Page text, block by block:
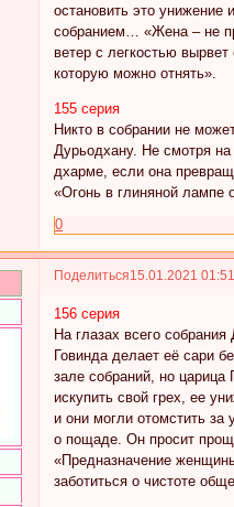
остановить это
собранием… «Жена – не
ветер с легкостью
которую можно отнять».
155 серия
Никто в собрании не
Дурьодхану. Не смотря
дхарме, если она
«Огонь в глиняной лампе
0
Поделиться15.01.2021
156 серия
На глазах всего
Говинда делает её сари
зале собраний, но царица
искупить свой грех, ее
и они могли отомстить
о пощаде. Он просит
«Предназначение
заботиться о чистоте